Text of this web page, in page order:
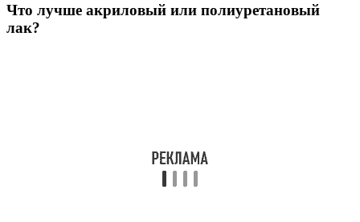
Что лучше акриловый или полиуретановый
лак?